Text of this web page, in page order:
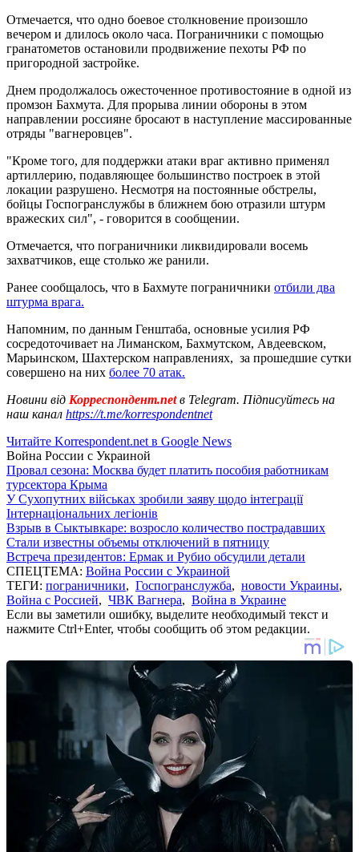
Отмечается, что одно боевое столкновение произошло
вечером и длилось около часа. Пограничники с помощью
гранатометов остановили продвижение пехоты РФ по
пригородной застройке.
Днем продолжалось ожесточенное противостояние в одной из
промзон Бахмута. Для прорыва линии обороны в этом
направлении россияне бросают в наступление массированные
отряды "вагнеровцев".
"Кроме того, для поддержки атаки враг активно применял
артиллерию, подавляющее большинство построек в этой
локации разрушено. Несмотря на постоянные обстрелы,
бойцы Госпогранслужбы в ближнем бою отразили штурм
вражеских сил", - говорится в сообщении.
Отмечается, что пограничники ликвидировали восемь
захватчиков, еще столько же ранили.
Ранее сообщалось, что в Бахмуте пограничники отбили два
штурма врага.
Напомним, по данным Генштаба, основные усилия РФ
сосредоточивает на Лиманском, Бахмутском, Авдеевском,
Марьинском, Шахтерском направлениях, за прошедшие сутки
совершено на них более 70 атак.
Новини від Корреспондент.netв Telegram. Підписуйтесь на
наш канал https://t.me/korrespondentnet
Читайте Korrespondent.net в Google News
Война России с Украиной
Провал сезона: Москва будет платить пособия работникам
турсектора Крыма
У Сухопутних військах зробили заяву щодо інтеграції
Інтернаціональних легіонів
Взрыв в Сыктывкаре: возросло количество пострадавших
Стали известны объемы отключений в пятницу
Встреча президентов: Ермак и Рубио обсудили детали
СПЕЦТЕМА: Война России с Украиной
ТЕГИ: пограничники, Госпогранслужба, новости Украины,
Война с Россией, ЧВК Вагнера, Война в Украине
Если вы заметили ошибку, выделите необходимый текст и
нажмите Ctrl+Enter, чтобы сообщить об этом редакции.